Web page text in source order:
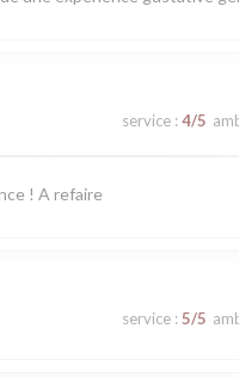
service : 4/5
! A refaire
service : 5/5